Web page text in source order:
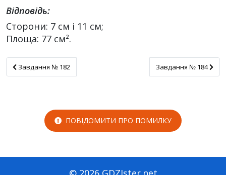
Відповідь:
Сторони: 7 см і 11 см;
Площа: 77 см².
Завдання № 182
Завдання № 182 Завдання № 184
Завдання № 184
ПОВІДОМИТИ ПРО ПОМИЛКУ